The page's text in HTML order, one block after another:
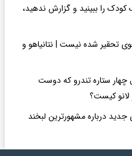
را ببینید و گزارش ندهید،
تحقیر شده نیست | نتانیاهو و
چهار ستاره تندرو که دوست
کیست؟
جدید درباره مشهورترین لبخند